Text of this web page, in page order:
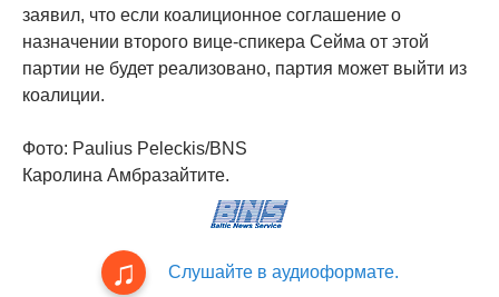
заявил, что если коалиционное соглашение о
назначении второго вице-спикера Сейма от этой
партии не будет реализовано, партия может выйти из
коалиции.
Фото: Paulius Peleckis/BNS
Каролина Амбразайтите.
Слушайте в аудиоформате.